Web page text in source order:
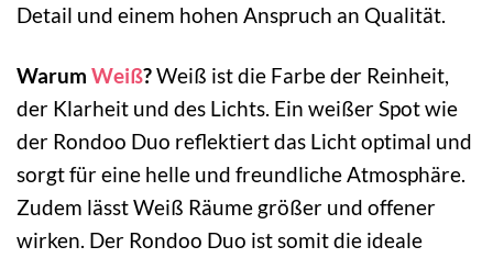
Detail und einem hohen Anspruch an Qualität.
Warum Weiß?Weiß ist die Farbe der Reinheit,
der Klarheit und des Lichts. Ein weißer Spot wie
der Rondoo Duo reflektiert das Licht optimal und
sorgt für eine helle und freundliche Atmosphäre.
Zudem lässt Weiß Räume größer und offener
wirken. Der Rondoo Duo ist somit die ideale